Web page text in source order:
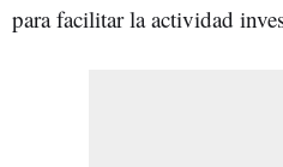
para facilitar la actividad